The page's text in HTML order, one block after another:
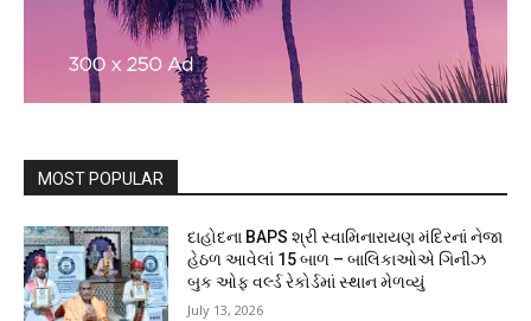
MOST POPULAR
દાહોદના BAPS શ્રી સ્વામિનારાયણ મંદિરનાં નેજા
હેઠળ આવેલાં 15 બાળ – બાલિકાઓએ ગિનીઝ
બુક ઓફ વર્લ્ડ રેકોર્ડમાં સ્થાન મેળવ્યું
July 13, 2026